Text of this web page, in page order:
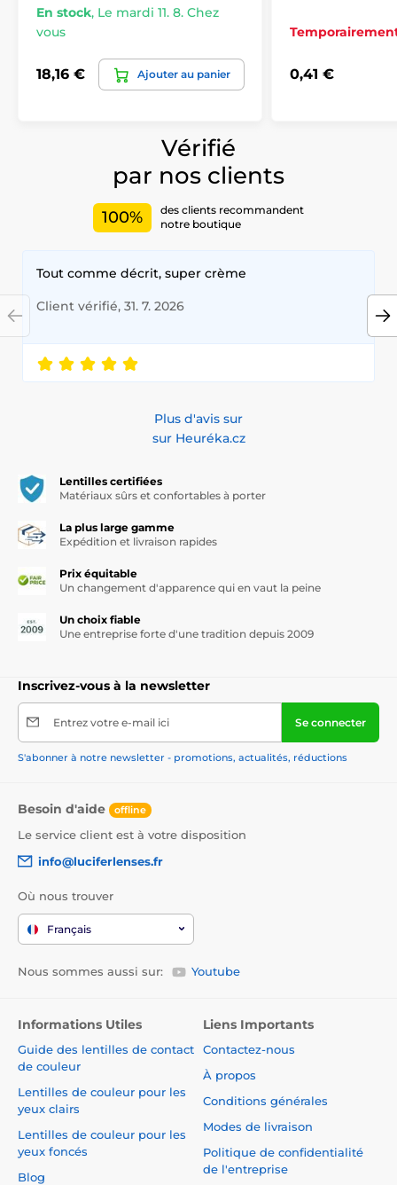
En stock, Le mardi 11. 8. Chez
vous
18,16 € Ajouter au panier 0,41 €
Vérifié
par nos clients
100%
des clients recommandent
notre boutique
Tout comme décrit, super crème
Client vérifié, 31. 7. 2026
Plus d'avis sur
sur Heuréka.cz
Lentilles certifiées
Matériaux sûrs et confortables à porter
La plus large gamme
Expédition et livraison rapides
Prix équitable
Un changement d'apparence qui en vaut la peine
Un choix fiable
Une entreprise forte d'une tradition depuis 2009
Inscrivez-vous à la newsletter
Entrez votre e-mail ici Se connecter
S'abonner à notre newsletter - promotions, actualités, réductions
Besoin d'aide offline
Le service client est à votre disposition
info@luciferlenses.fr
Où nous trouver
Français
Nous sommes aussi sur: Youtube
Informations Utiles
Guide des lentilles de contact
de couleur
Lentilles de couleur pour les
yeux clairs
Lentilles de couleur pour les
yeux foncés
Blog
Liens Importants
Contactez-nous
À propos
Conditions générales
Modes de livraison
Politique de confidentialité
de l'entreprise